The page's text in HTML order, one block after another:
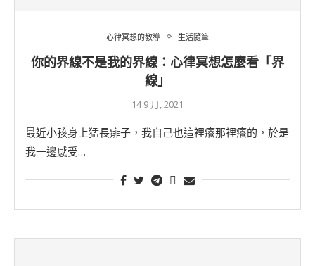
心律冥想的教導 生活隨筆
你的界線不是我的界線：心律冥想怎麼看「界
線」
14 9 月, 2021
最近小孩身上猛長痱子，我自己也這裡癢那裡癢的，於是
我一邊感受…